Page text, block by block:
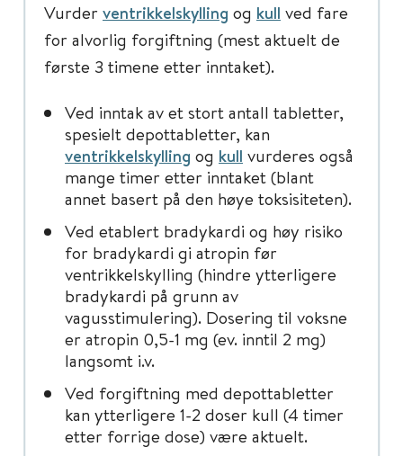
Vurder ventrikkelskylling og kull ved fare
for alvorlig forgiftning (mest aktuelt de
første 3 timene etter inntaket).
Ved inntak av et stort antall tabletter,
spesielt depottabletter, kan
ventrikkelskylling og kull vurderes også
mange timer etter inntaket (blant
annet basert på den høye toksisiteten).
Ved etablert bradykardi og høy risiko
for bradykardi gi atropin før
ventrikkelskylling (hindre ytterligere
bradykardi på grunn av
vagusstimulering). Dosering til voksne
er atropin 0,5-1 mg (ev. inntil 2 mg)
langsomt i.v.
Ved forgiftning med depottabletter
kan ytterligere 1-2 doser kull (4 timer
etter forrige dose) være aktuelt.